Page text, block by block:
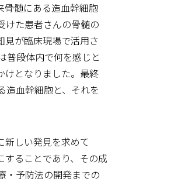
骨髄にある造血幹細胞
けた患者さんの骨髄の
見が臨床現場で活用さ
普段体内で何を感じと
けとなりました。最終
造血幹細胞と、それを
しい発見を求めて
することであり、その成
・予防法の開発までの